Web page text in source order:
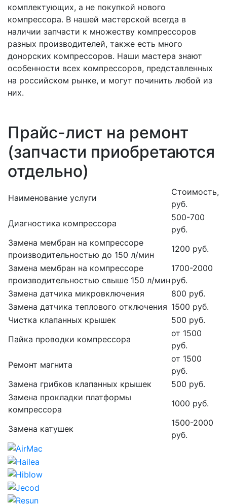
комплектующих, а не покупкой нового
компрессора. В нашей мастерской всегда в
наличии запчасти к множеству компрессоров
разных производителей, также есть много
донорских компрессоров. Наши мастера знают
особенности всех компрессоров, представленных
на российском рынке, и могут починить любой из
них.
Прайс-лист на ремонт
(запчасти приобретаются
отдельно)
Наименование услуги
Стоимость,
руб.
Диагностика компрессора
500-700
руб.
Замена мембран на компрессоре
производительностью до 150 л/мин
1200 руб.
Замена мембран на компрессоре
производительностью свыше 150 л/мин
1700-2000
руб.
Замена датчика микровключения
800 руб.
Замена датчика теплового отключения 1500 руб.
Чистка клапанных крышек
500 руб.
Пайка проводки компрессора
от 1500
руб.
Ремонт магнита
от 1500
руб.
Замена грибков клапанных крышек
500 руб.
Замена прокладки платформы
компрессора
1000 руб.
Замена катушек
1500-2000
руб.